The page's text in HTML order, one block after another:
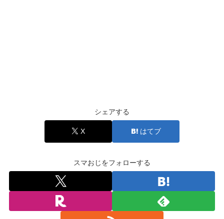
シェアする
X はてブ
スマおじをフォローする